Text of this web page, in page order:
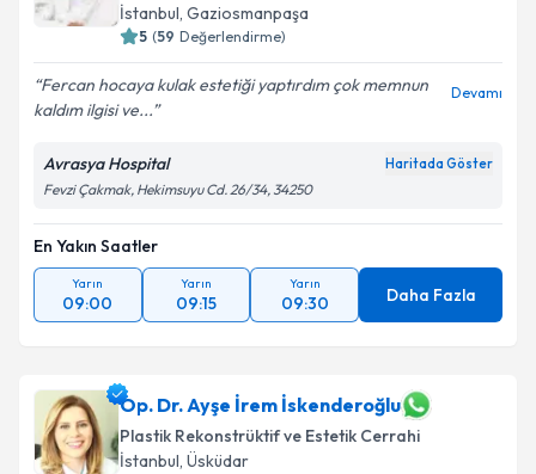
E-posta Adresiniz
Metni'ni okudum ve kişisel verilerimin belirtilen
kapsamda işlenmesini kabul ediyorum.
Takvim Talebini Gönder
İstanbul, Gaziosmanpaşa
5 (59 Değerlendirme)
Fercan hocaya kulak estetiği yaptırdım çok memnun
kaldım ilgisi ve...
Devamı
Avrasya Hospital Haritada Göster
Fevzi Çakmak, Hekimsuyu Cd. 26/34, 34250
En Yakın Saatler
Yarın
09:00
Yarın
09:15
Yarın
09:30 Daha Fazla
Op. Dr. Ayşe İrem İskenderoğlu
Plastik Rekonstrüktif ve Estetik Cerrahi
İstanbul, Üsküdar